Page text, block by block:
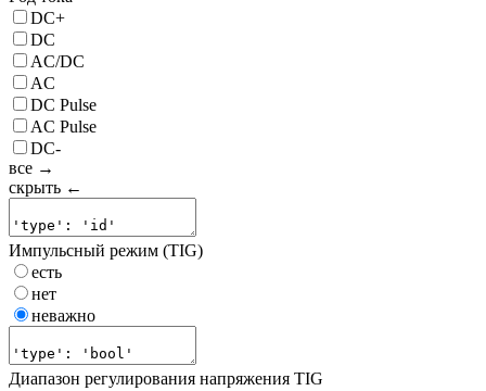
DC+
DC
AC/DC
AC
DC Pulse
AC Pulse
DC-
все →
скрыть ←
Импульсный режим (TIG)
есть
нет
неважно
Диапазон регулирования напряжения TIG